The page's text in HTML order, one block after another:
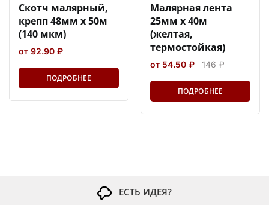
Скотч малярный,
крепп 48мм х 50м
(140 мкм)
от 92.90 ₽
ПОДРОБНЕЕ
Малярная лента
25мм х 40м
(желтая,
термостойкая)
от 54.50 ₽ 146 ₽
ПОДРОБНЕЕ
ЕСТЬ ИДЕЯ?